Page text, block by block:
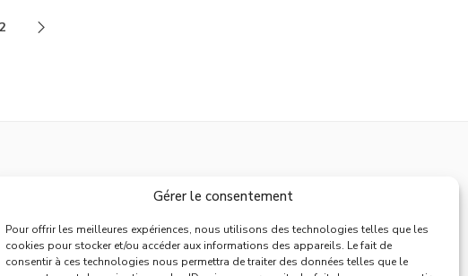
Gérer le consentement
Pour offrir les meilleures expériences, nous utilisons des technologies telles que les
cookies pour stocker et/ou accéder aux informations des appareils. Le fait de
consentir à ces technologies nous permettra de traiter des données telles que le
2
Support
Mentions Légales
Politique de Retours